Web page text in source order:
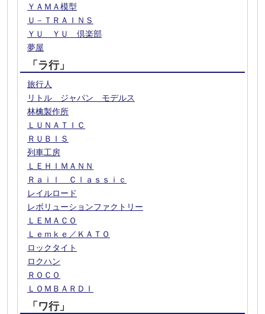
ＹＡＭＡ模型
Ｕ－ＴＲＡＩＮＳ
ＹＵ ＹＵ 倶楽部
夢屋
「ラ行」
旅行人
リトル ジャパン モデルス
林檎製作所
ＬＵＮＡＴＩＣ
ＲＵＢＩＳ
列車工房
ＬＥＨＩＭＡＮＮ
Ｒａｉｌ Ｃｌａｓｓｉｃ
レイルロード
レボリューションファクトリー
ＬＥＭＡＣＯ
Ｌｅｍｋｅ／ＫＡＴＯ
ロックタイト
ロクハン
ＲＯＣＯ
ＬＯＭＢＡＲＤＩ
「ワ行」